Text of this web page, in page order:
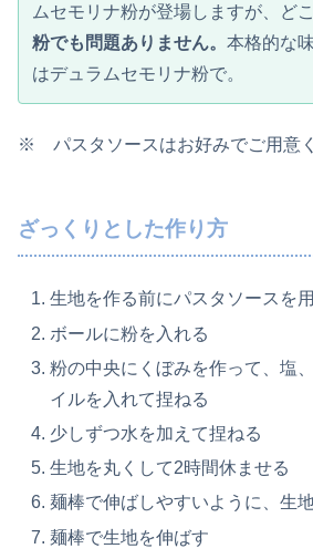
ムセモリナ粉が登場しますが、ど
粉でも問題ありません。 本格的な
はデュラムセモリナ粉で。
※ パスタソースはお好みでご用意
ざっくりとした作り方
生地を作る前にパスタソースを
ボールに粉を入れる
粉の中央にくぼみを作って、塩
イルを入れて捏ねる
少しずつ水を加えて捏ねる
生地を丸くして2時間休ませる
麺棒で伸ばしやすいように、生
麺棒で生地を伸ばす